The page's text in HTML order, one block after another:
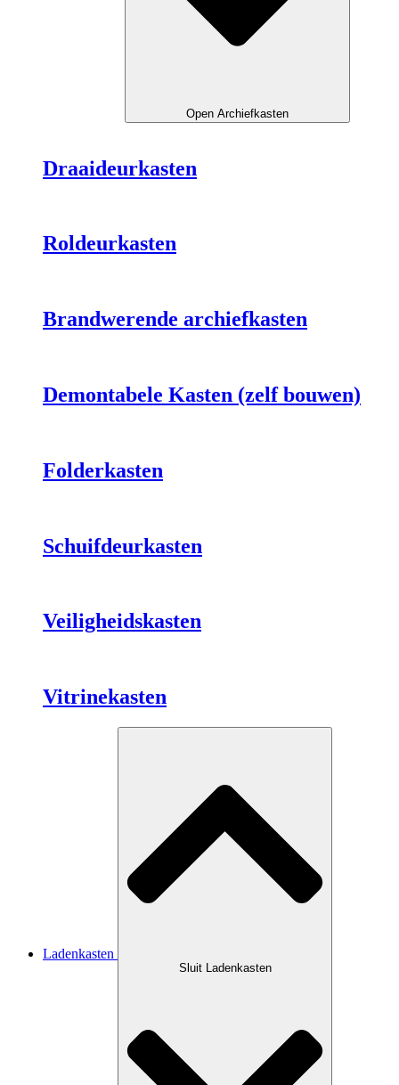
Open Archiefkasten
Draaideurkasten
Roldeurkasten
Brandwerende archiefkasten
Demontabele Kasten (zelf bouwen)
Folderkasten
Schuifdeurkasten
Veiligheidskasten
Vitrinekasten
Ladenkasten
Sluit Ladenkasten